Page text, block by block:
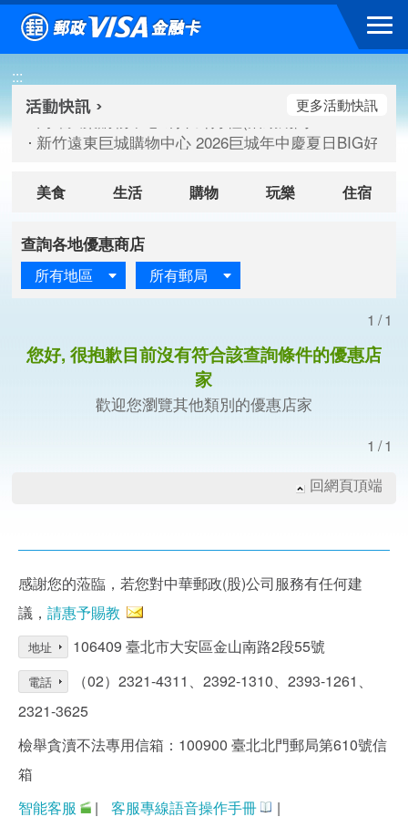
跳到主要內容區塊
:::
高雄大樂購物中心 刷卡郵好禮(活動期間：115/08/07-
臺北三創生活 有點東西第2波 刷卡郵好禮(活動期間：
高雄大樂購物中心 刷卡郵好禮(活動期間：115/08/07-
新竹遠東巨城購物中心 2026巨城年中慶夏日BIG好刷(
更多活動快訊
美食 生活 購物 玩樂 住宿
查詢各地優惠商店
所有地區 所有郵局
1/1
您好, 很抱歉目前沒有符合該查詢條件的優惠店
家
歡迎您瀏覽其他類別的優惠店家
1/1
回網頁頂端
感謝您的蒞臨，若您對中華郵政(股)公司服務有任何建
議， 請惠予賜教
地址 106409 臺北市大安區金山南路2段55號
電話
（02）2321-4311、2392-1310、2393-1261、
2321-3625
檢舉貪瀆不法專用信箱：100900 臺北北門郵局第610號信
箱
智能客服
| 客服專線語音操作手冊 |